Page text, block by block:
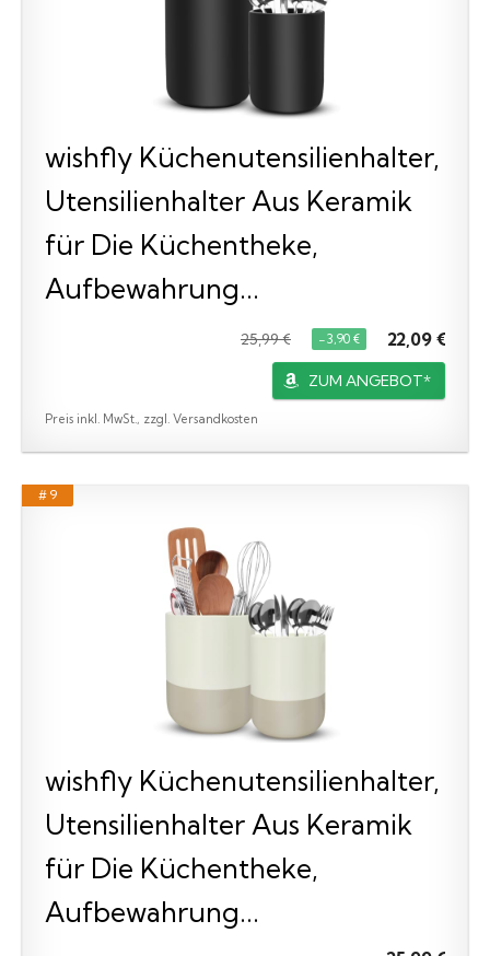
wishfly Küchenutensilienhalter,
Utensilienhalter Aus Keramik
für Die Küchentheke,
Aufbewahrung...
25,99 € −3,90 € 22,09 €
ZUM ANGEBOT*
Preis inkl. MwSt., zzgl. Versandkosten
# 9
wishfly Küchenutensilienhalter,
Utensilienhalter Aus Keramik
für Die Küchentheke,
Aufbewahrung...